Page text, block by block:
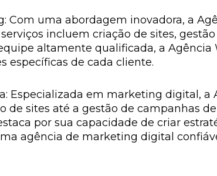
Com uma abordagem inovadora, a
incluem criação de sites,
altamente qualificada, a Agência
específicas de cada cliente.
Especializada em marketing digital,
de sites até a gestão de campanhas
por sua capacidade de criar
agência de marketing digital